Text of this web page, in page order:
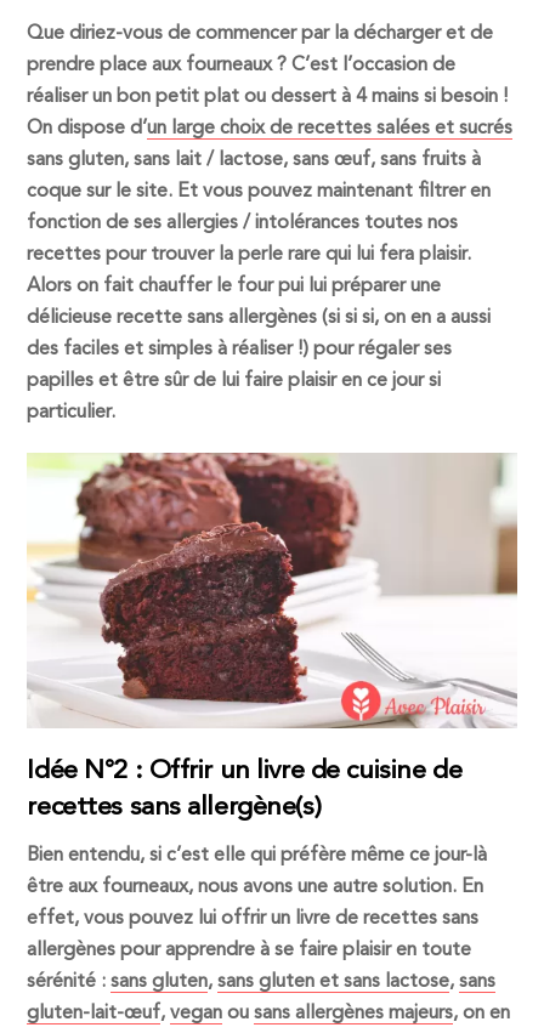
Que diriez-vous de commencer par la décharger et de
prendre place aux fourneaux ? C’est l’occasion de
réaliser un bon petit plat ou dessert à 4 mains si besoin !
On dispose d’un large choix de recettes salées et sucrés
sans gluten, sans lait / lactose, sans œuf, sans fruits à
coque sur le site. Et vous pouvez maintenant filtrer en
fonction de ses allergies / intolérances toutes nos
recettes pour trouver la perle rare qui lui fera plaisir.
Alors on fait chauffer le four pui lui préparer une
délicieuse recette sans allergènes (si si si, on en a aussi
des faciles et simples à réaliser !) pour régaler ses
papilles et être sûr de lui faire plaisir en ce jour si
particulier.
Idée N°2 : Offrir un livre de cuisine de
recettes sans allergène(s)
Bien entendu, si c’est elle qui préfère même ce jour-là
être aux fourneaux, nous avons une autre solution. En
effet, vous pouvez lui offrir un livre de recettes sans
allergènes pour apprendre à se faire plaisir en toute
sérénité :sans gluten,sans gluten et sans lactose,sans
gluten-lait-œuf,vegan ousans allergènes majeurs, on en